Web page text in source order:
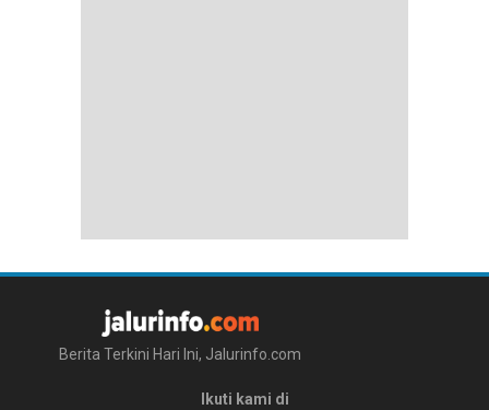
Berita Terkini Hari Ini, Jalurinfo.com
Ikuti kami di